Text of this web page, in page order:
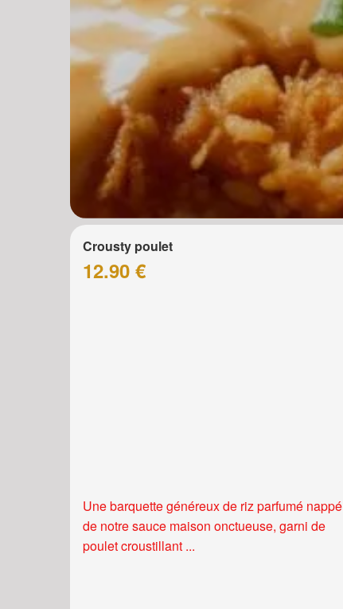
Crousty poulet
12.90 €
Une barquette généreux de riz parfumé nappé
de notre sauce maison onctueuse, garni de
poulet croustillant ...